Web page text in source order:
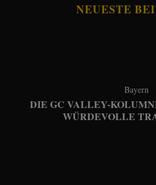
NEUESTE
Bayern
DIE GC VALLEY-
WÜRDEVOLLE